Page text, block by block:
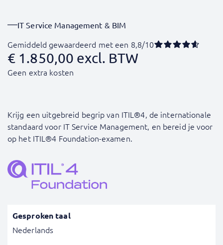
IT Service Management & BIM
Gemiddeld gewaardeerd met een 8,8/10
€ 1.850,00 excl. BTW
Geen extra kosten
Krijg een uitgebreid begrip van ITIL®4, de internationale
standaard voor IT Service Management, en bereid je voor
op het ITIL®4 Foundation-examen.
Gesproken taal
Nederlands